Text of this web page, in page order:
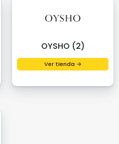
OYSHO (2)
Ver tienda →